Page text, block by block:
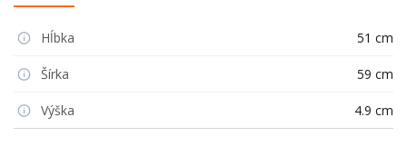
Hĺbka 51 cm
Šírka 59 cm
Výška 4.9 cm